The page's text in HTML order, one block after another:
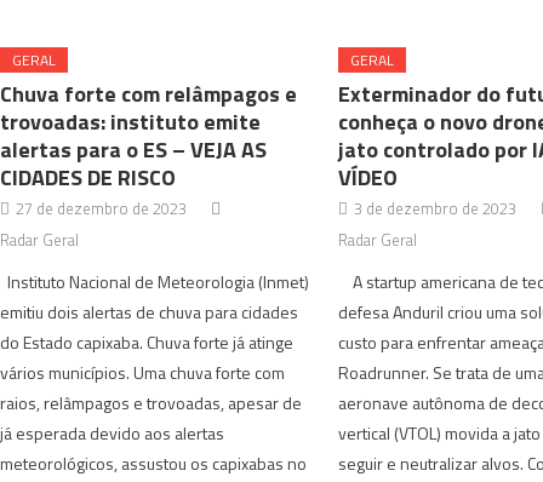
GERAL
Chuva forte com relâmpagos e
trovoadas: instituto emite
alertas para o ES – VEJA AS
CIDADES DE RISCO
27 de dezembro de 2023
Radar Geral
Instituto Nacional de Meteorologia (Inmet)
emitiu dois alertas de chuva para cidades
do Estado capixaba. Chuva forte já atinge
vários municípios. Uma chuva forte com
raios, relâmpagos e trovoadas, apesar de
já esperada devido aos alertas
meteorológicos, assustou os capixabas no
GERAL
Exterminador do
conheça o novo
jato controlado por
VÍDEO
3 de dezembro de 2023
Radar Geral
A startup americana de
defesa Anduril criou uma
custo para enfrentar
Roadrunner. Se trata de
aeronave autônoma de
vertical (VTOL) movida a
seguir e neutralizar alvos.